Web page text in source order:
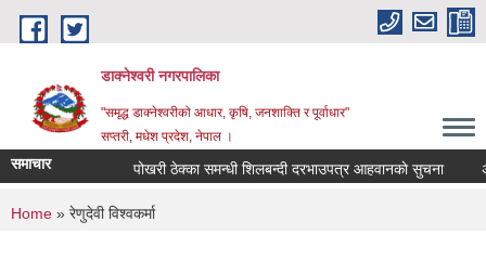
Skip to main content
डाक्नेश्वरी नगरपालिका
"समृद्ध डाक्नेश्वरीको आधार, कृषि, जनशाक्ति र पूर्वाधार"
सप्तरी, मधेश प्रदेश, नेपाल ।
समाचार पोखरी ठेक्का समन्धी शिलबन्दी दरभाउपत्र आहवानकाे सुचना
You are here
Home » रेणुदेवी विश्वकर्मा